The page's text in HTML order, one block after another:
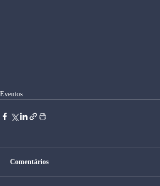
Eventos
Comentários